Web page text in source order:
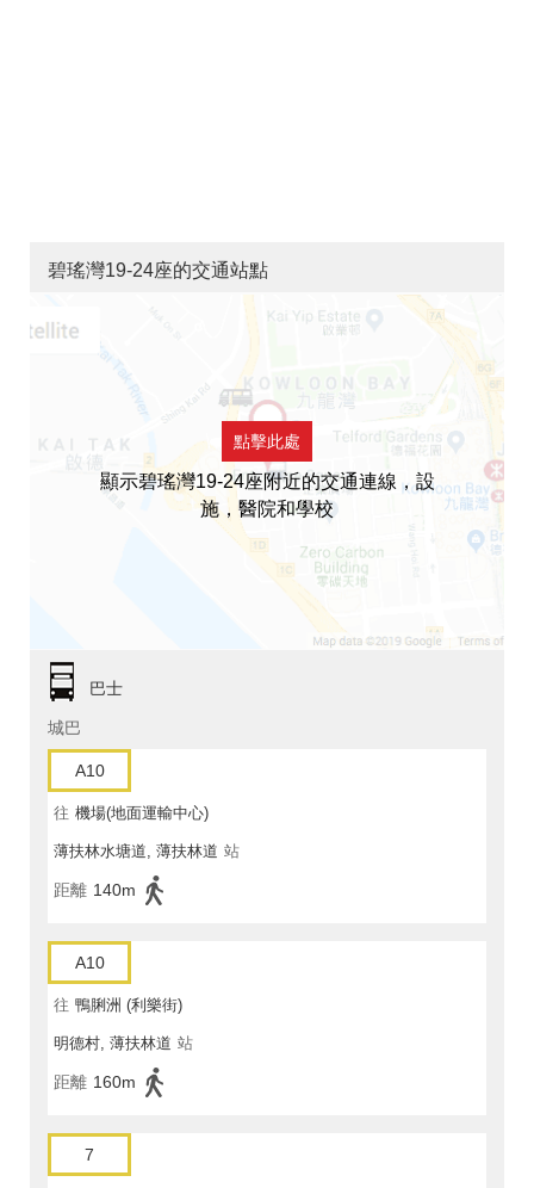
碧瑤灣19-24座的交通站點
點擊此處
顯示碧瑤灣19-24座附近的交通連線，設
施，醫院和學校
巴士
城巴
A10
往 機場(地面運輸中心)
薄扶林水塘道, 薄扶林道 站
距離 140m
A10
往 鴨脷洲 (利樂街)
明德村, 薄扶林道 站
距離 160m
7